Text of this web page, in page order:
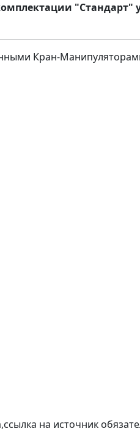
"Стандарт"
Кран-
на источник